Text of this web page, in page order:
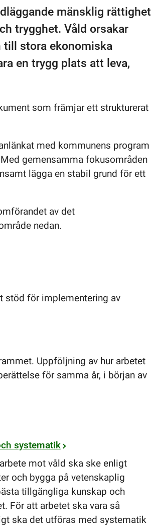
mänsklig rättighet
trygghet. Våld orsakar
till stora ekonomiska
en trygg plats att leva,
som främjar ett strukturerat
med kommunens program
gemensamma fokusområden
lägga en stabil grund för ett
av det
nedan.
stöd för implementering av
Uppföljning av hur arbetet
för samma år, i början av
systematik
mot våld ska ske enligt
och bygga på vetenskaplig
tillgängliga kunskap och
För att arbetet ska vara så
ska det utföras med systematik